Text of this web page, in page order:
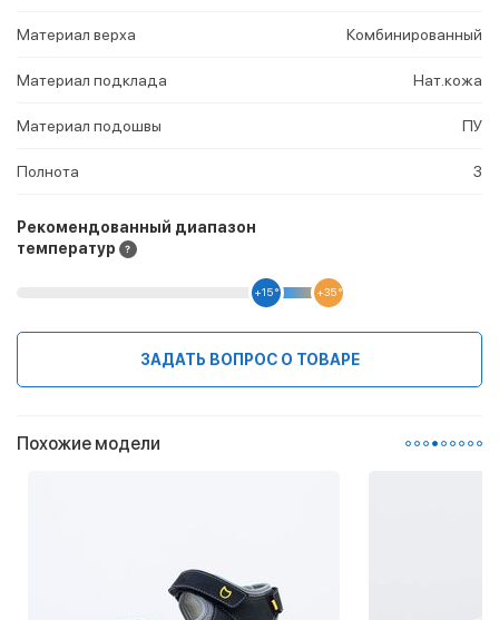
Материал верха Комбинированный
Материал подклада Нат.кожа
Материал подошвы ПУ
Полнота 3
Рекомендованный диапазон
температур
+15 ° +35 °
ЗАДАТЬ ВОПРОС О ТОВАРЕ
Похожие модели